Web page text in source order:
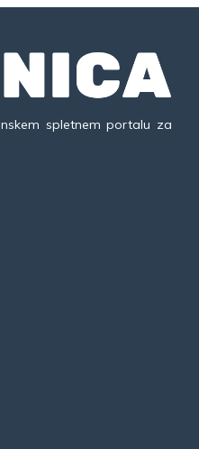
spletnem portalu za